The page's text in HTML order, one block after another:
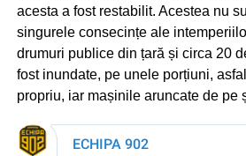
acesta a fost restabilit. Acestea nu
singurele consecințe ale
drumuri publice din țară și circa 20
fost inundate, pe unele porțiuni,
propriu, iar mașinile aruncate de pe